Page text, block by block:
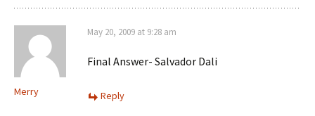
Merry
May 20, 2009 at 9:28 am
Final Answer- Salvador Dali
Reply